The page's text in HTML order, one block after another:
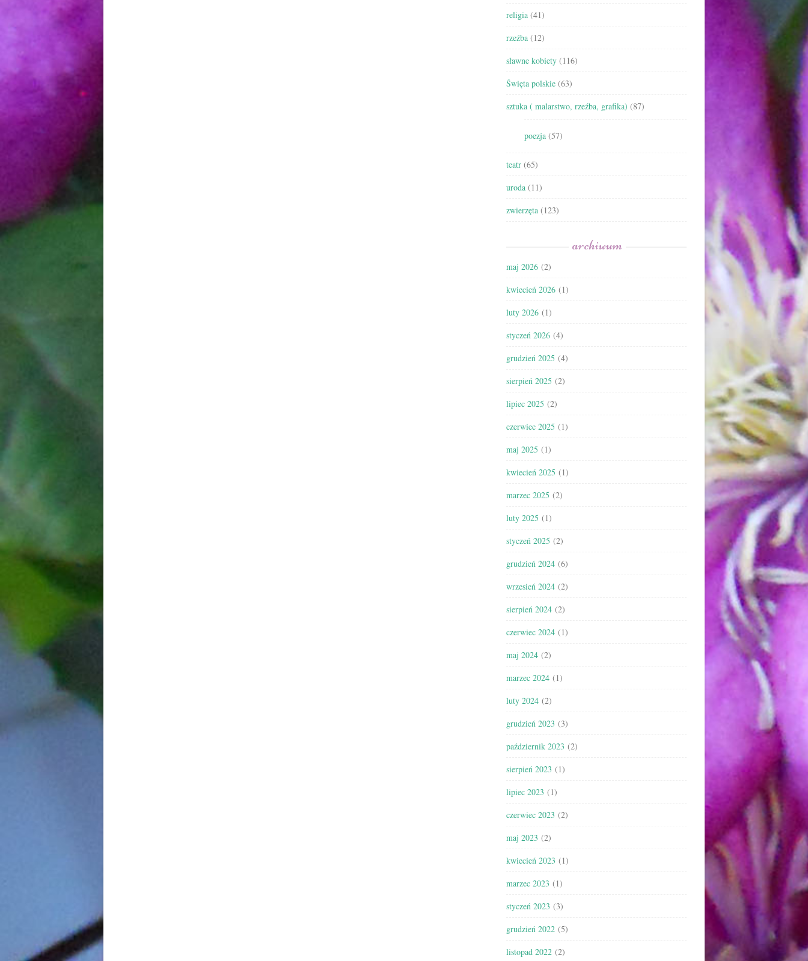
religia (41)
rzeźba (12)
sławne kobiety (116)
Święta polskie (63)
sztuka ( malarstwo, rzeźba, grafika) (87)
poezja (57)
teatr (65)
uroda (11)
zwierzęta (123)
archiwum
maj 2026 (2)
kwiecień 2026 (1)
luty 2026 (1)
styczeń 2026 (4)
grudzień 2025 (4)
sierpień 2025 (2)
lipiec 2025 (2)
czerwiec 2025 (1)
maj 2025 (1)
kwiecień 2025 (1)
marzec 2025 (2)
luty 2025 (1)
styczeń 2025 (2)
grudzień 2024 (6)
wrzesień 2024 (2)
sierpień 2024 (2)
czerwiec 2024 (1)
maj 2024 (2)
marzec 2024 (1)
luty 2024 (2)
grudzień 2023 (3)
październik 2023 (2)
sierpień 2023 (1)
lipiec 2023 (1)
czerwiec 2023 (2)
maj 2023 (2)
kwiecień 2023 (1)
marzec 2023 (1)
styczeń 2023 (3)
grudzień 2022 (5)
listopad 2022 (2)